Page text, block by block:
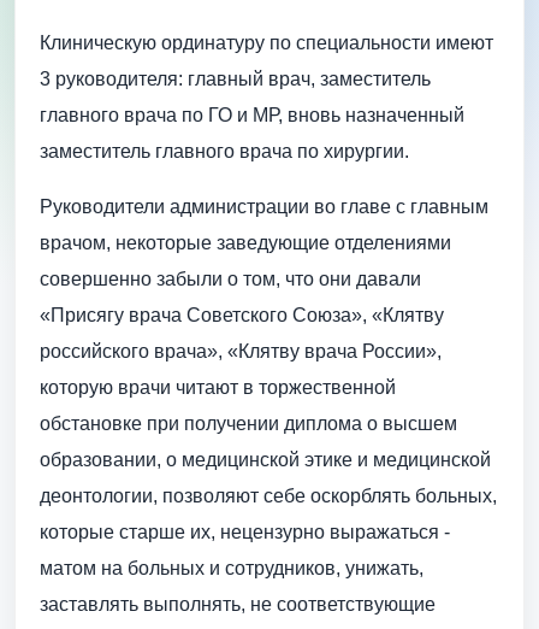
Клиническую ординатуру по специальности имеют
3 руководителя: главный врач, заместитель
главного врача по ГО и МР, вновь назначенный
заместитель главного врача по хирургии.
Руководители администрации во главе с главным
врачом, некоторые заведующие отделениями
совершенно забыли о том, что они давали
«Присягу врача Советского Союза», «Клятву
российского врача», «Клятву врача России»,
которую врачи читают в торжественной
обстановке при получении диплома о высшем
образовании, о медицинской этике и медицинской
деонтологии, позволяют себе оскорблять больных,
которые старше их, нецензурно выражаться -
матом на больных и сотрудников, унижать,
заставлять выполнять, не соответствующие